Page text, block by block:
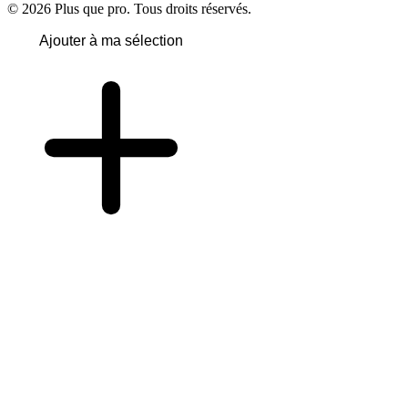
© 2026 Plus que pro. Tous droits réservés.
Ajouter à ma sélection